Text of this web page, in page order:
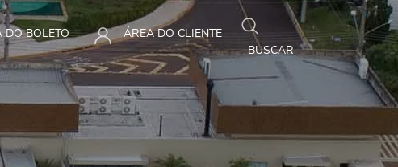
DO BOLETO
ÁREA DO CLIENTE
BUSCAR